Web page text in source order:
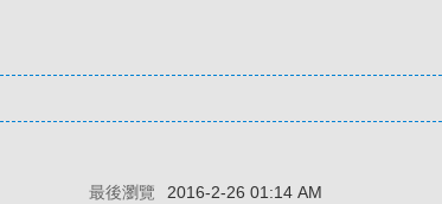
最後瀏覽
2016-2-26 01:14 AM